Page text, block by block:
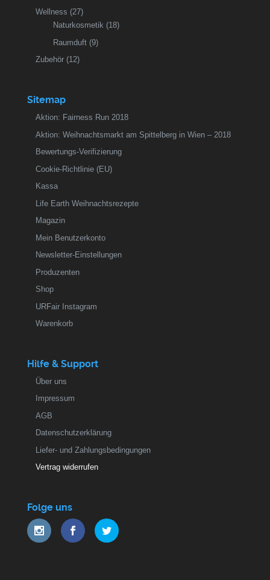
Wellness (27)
Naturkosmetik (18)
Raumduft (9)
Zubehör (12)
Sitemap
Aktion: Fairness Run 2018
Aktion: Weihnachtsmarkt am Spittelberg in Wien – 2018
Bewertungs-Verifizierung
Cookie-Richtlinie (EU)
Kassa
Life Earth Weihnachtsrezepte
Magazin
Mein Benutzerkonto
Newsletter-Einstellungen
Produzenten
Shop
URFair Instagram
Warenkorb
Hilfe & Support
Über uns
Impressum
AGB
Datenschutzerklärung
Liefer- und Zahlungsbedingungen
Vertrag widerrufen
Folge uns